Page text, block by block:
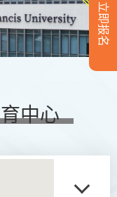
立即报名
中心